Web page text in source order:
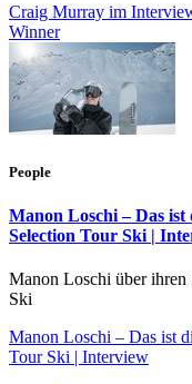
Craig Murray im
Winner
People
Manon Loschi – Das
Selection Tour Ski |
Manon Loschi über ihren
Ski
Manon Loschi – Das ist
Tour Ski | Interview